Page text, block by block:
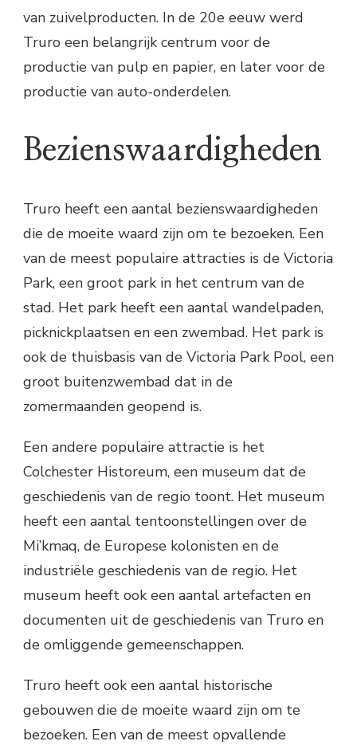
van zuivelproducten. In de 20e eeuw werd
Truro een belangrijk centrum voor de
productie van pulp en papier, en later voor de
productie van auto-onderdelen.
Bezienswaardigheden
Truro heeft een aantal bezienswaardigheden
die de moeite waard zijn om te bezoeken. Een
van de meest populaire attracties is de Victoria
Park, een groot park in het centrum van de
stad. Het park heeft een aantal wandelpaden,
picknickplaatsen en een zwembad. Het park is
ook de thuisbasis van de Victoria Park Pool, een
groot buitenzwembad dat in de
zomermaanden geopend is.
Een andere populaire attractie is het
Colchester Historeum, een museum dat de
geschiedenis van de regio toont. Het museum
heeft een aantal tentoonstellingen over de
Mi’kmaq, de Europese kolonisten en de
industriële geschiedenis van de regio. Het
museum heeft ook een aantal artefacten en
documenten uit de geschiedenis van Truro en
de omliggende gemeenschappen.
Truro heeft ook een aantal historische
gebouwen die de moeite waard zijn om te
bezoeken. Een van de meest opvallende